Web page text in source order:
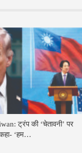
ट्रंप की ‘चेतावनी’ पर
‘हम…